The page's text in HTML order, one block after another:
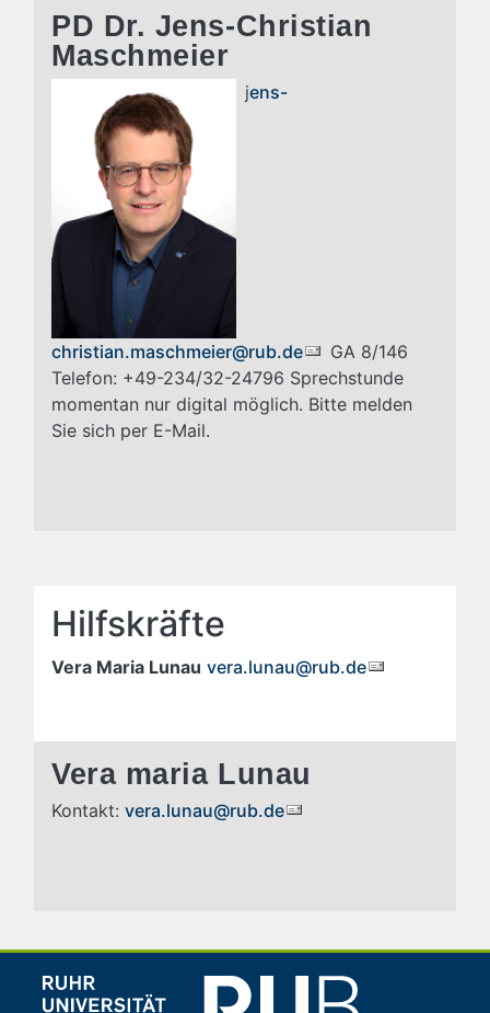
PD Dr. Jens-Christian
Maschmeier
jens-
christian.maschmeier@rub.de
GA 8/146
Telefon: +49-234/32-24796 Sprechstunde
momentan nur digital möglich. Bitte melden
Sie sich per E-Mail.
Hilfskräfte
Vera Maria Lunau vera.lunau@rub.de
Vera maria Lunau
Kontakt: vera.lunau@rub.de